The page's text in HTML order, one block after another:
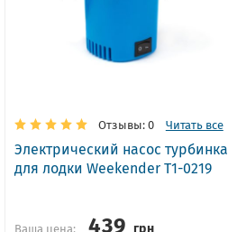
Отзывы: 0 Читать все
Электрический насос турбинка
для лодки Weekender T1-0219
Ваша цена: 439 грн